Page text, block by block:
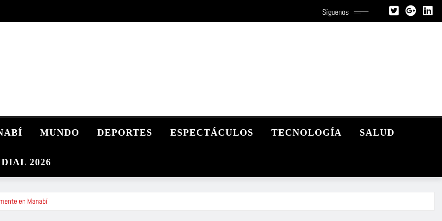
Síguenos
MUNDO DEPORTES ESPECTÁCULOS TECNOLOGÍA SALUD
2026
en Manabí